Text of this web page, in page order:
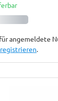
angemeldete
.